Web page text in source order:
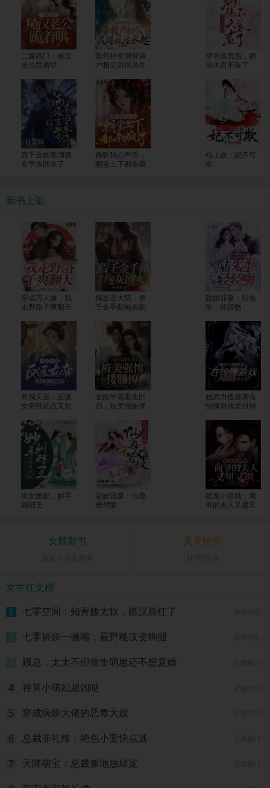
二嫁高门：糙汉
老公跪着哄
靠药神空间带猎
户相公混得风生
穿书逃荒后，病
弱夫君不装了
真千金她靠满级
玄学杀回来了
偷听我心声后，
朝堂上下都杀疯
榻上欢：妃不可
欺
新书上架
穿成万人嫌，我
走野路子爽翻天
揣崽进大院：假
千金手撕炮灰剧
隐婚罪妻：陆先
生，轻轻吻
开局天崩：反派
女帝强亿点又如
全能学霸重生回
归，被美强惨搂
她武力值爆满在
惊悚游戏里封神
庶女医妃，妙手
驯邪王
花妖涅槃：仙尊
难驾驭
团宠小甜精：商
爷的夫人又甜又
女频新书 天天特价
女生红文榜
1 七零空间：知青腰太软，糙汉脸红了
2 七零娇娇一撇嘴，最野糙汉变狗腿
顾总，太太不但偷生萌崽还不想复婚
4 神算小萌妃超凶哒
5 穿成病娇大佬的恶毒大嫂
6 总裁非礼辣：绝色小妻快点逃
7 天降萌宝：总裁爹地放肆宠